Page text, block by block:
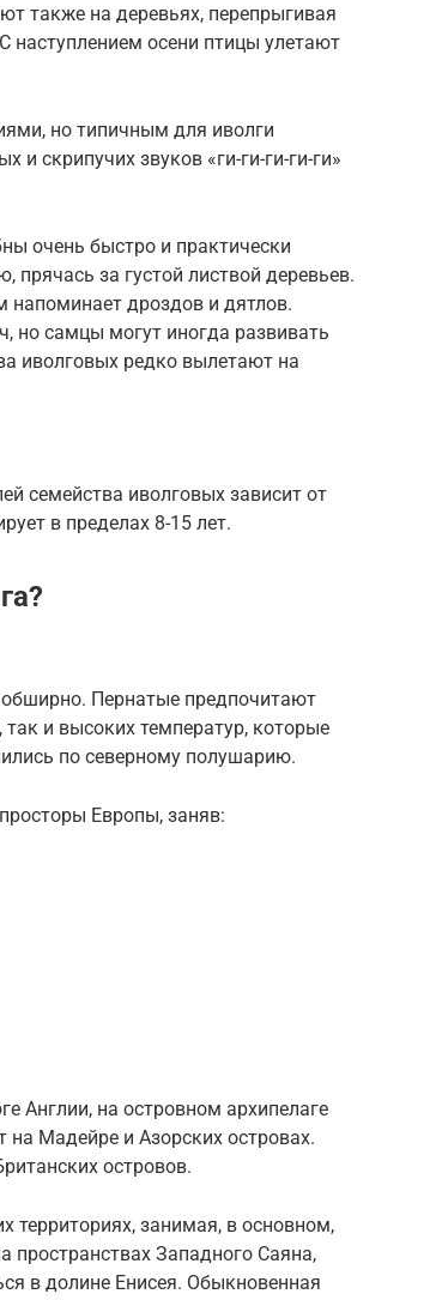
также на деревьях, перепрыгивая
наступлением осени птицы улетают
но типичным для иволги
и скрипучих звуков «ги-ги-ги-ги-ги»
очень быстро и практически
прячась за густой листвой деревьев.
напоминает дроздов и дятлов.
но самцы могут иногда развивать
иволговых редко вылетают на
семейства иволговых зависит от
в пределах 8-15 лет.
Пернатые предпочитают
и высоких температур, которые
по северному полушарию.
Европы, заняв:
Англии, на островном архипелаге
Мадейре и Азорских островах.
островов.
территориях, занимая, в основном,
пространствах Западного Саяна,
в долине Енисея. Обыкновенная